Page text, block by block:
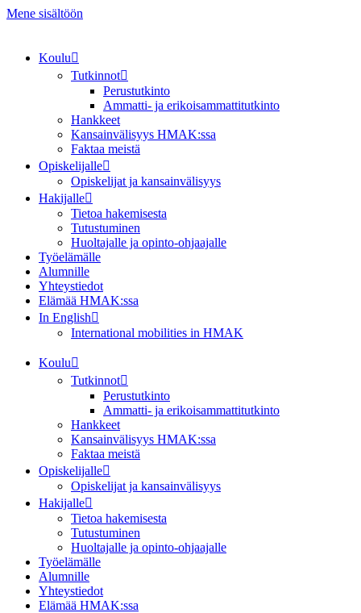
Mene sisältöön
Koulu
Tutkinnot
Perustutkinto
Ammatti- ja erikoisammattitutkinto
Hankkeet
Kansainvälisyys HMAK:ssa
Faktaa meistä
Opiskelijalle
Opiskelijat ja kansainvälisyys
Hakijalle
Tietoa hakemisesta
Tutustuminen
Huoltajalle ja opinto-ohjaajalle
Työelämälle
Alumnille
Yhteystiedot
Elämää HMAK:ssa
In English
International mobilities in HMAK
Koulu
Tutkinnot
Perustutkinto
Ammatti- ja erikoisammattitutkinto
Hankkeet
Kansainvälisyys HMAK:ssa
Faktaa meistä
Opiskelijalle
Opiskelijat ja kansainvälisyys
Hakijalle
Tietoa hakemisesta
Tutustuminen
Huoltajalle ja opinto-ohjaajalle
Työelämälle
Alumnille
Yhteystiedot
Elämää HMAK:ssa